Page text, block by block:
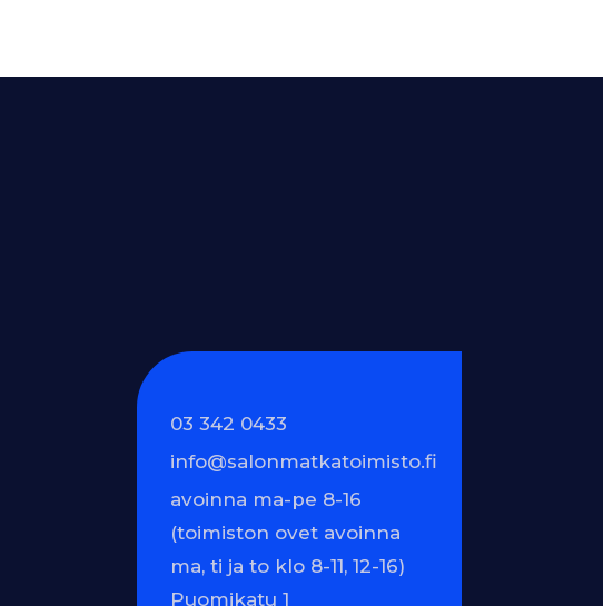
03 342 0433
info@salonmatkatoimisto.fi
avoinna ma-pe 8-16
(toimiston ovet avoinna
ma, ti ja to klo 8-11, 12-16)
Puomikatu 1